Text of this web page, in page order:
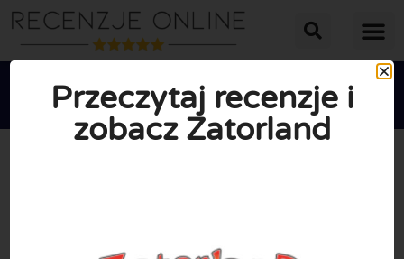
Przeczytaj recenzje i
zobacz Zatorland